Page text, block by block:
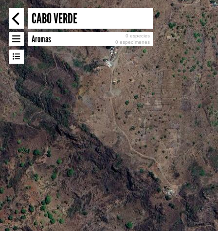
CABO VERDE
Aromas
0 especies
0 especímenes